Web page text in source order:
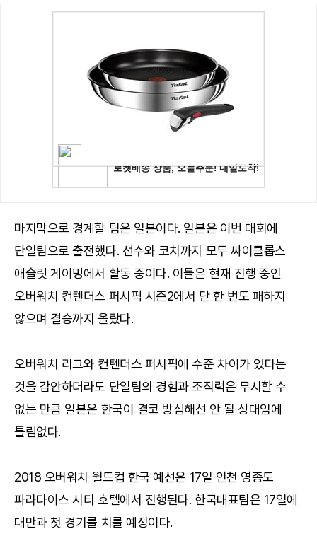
마지막으로 경계할 팀은 일본이다. 일본은 이번 대회에
단일팀으로 출전했다. 선수와 코치까지 모두 싸이클롭스
애슬릿 게이밍에서 활동 중이다. 이들은 현재 진행 중인
오버워치 컨텐더스 퍼시픽 시즌2에서 단 한 번도 패하지
않으며 결승까지 올랐다.
오버워치 리그와 컨텐더스 퍼시픽에 수준 차이가 있다는
것을 감안하더라도 단일팀의 경험과 조직력은 무시할 수
없는 만큼 일본은 한국이 결코 방심해선 안 될 상대임에
틀림없다.
2018 오버워치 월드컵 한국 예선은 17일 인천 영종도
파라다이스 시티 호텔에서 진행된다. 한국대표팀은 17일에
대만과 첫 경기를 치를 예정이다.